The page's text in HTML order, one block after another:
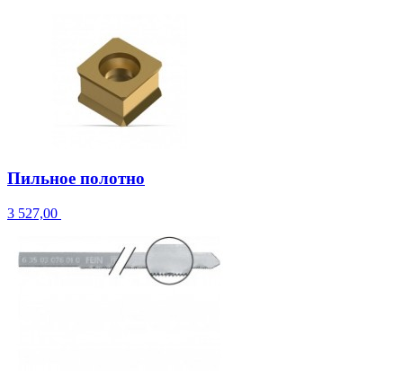
Пильное полотно
3 527,00